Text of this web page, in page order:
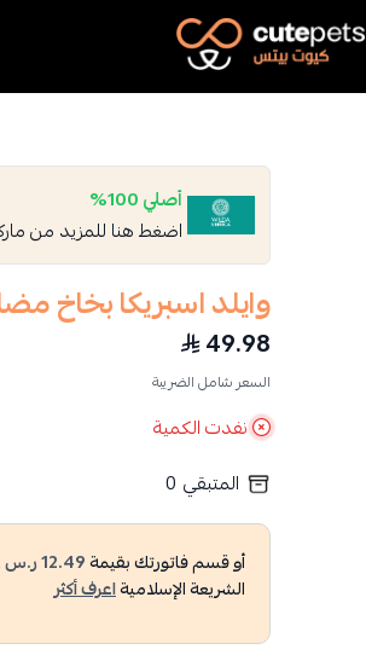
Cutepets
أصلي 100%
اضغط هنا للمزيد من
وايلد اسبريكا بخاخ
49.98
السعر شامل الضريبة
نفدت الكمية
المتبقي 0
أو قسم فاتورتك بقيمة12.49 ر.س
الشريعة الإسلاميةاعرف أكثر